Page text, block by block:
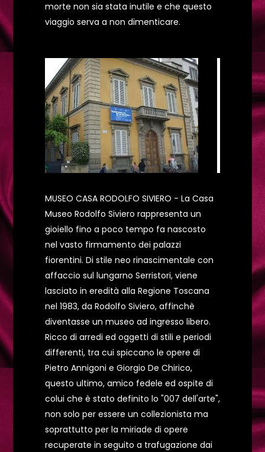
morte non sia stata inutile e che questo
viaggio serva a non dimenticare.
MUSEO CASA RODOLFO SIVIERO - La Casa
Museo Rodolfo Siviero rappresenta un
gioiello fino a poco tempo fa nascosto
nel vasto firmamento dei palazzi
fiorentini. Di stile neo rinascimentale con
affaccio sul lungarno Serristori, viene
lasciato in eredità alla Regione Toscana
nel 1983, da Rodolfo Siviero, affinchè
diventasse un museo ad ingresso libero.
Ricco di arredi ed oggetti di stili e periodi
differenti, tra cui spiccano le opere di
Pietro Annigoni e Giorgio De Chirico,
questo ultimo, amico fedele ed ospite di
colui che è stato definito lo "007 dell'arte",
non solo per essere un collezionista ma
soprattutto per la miriade di opere
recuperate in seguito a trafugazione dai